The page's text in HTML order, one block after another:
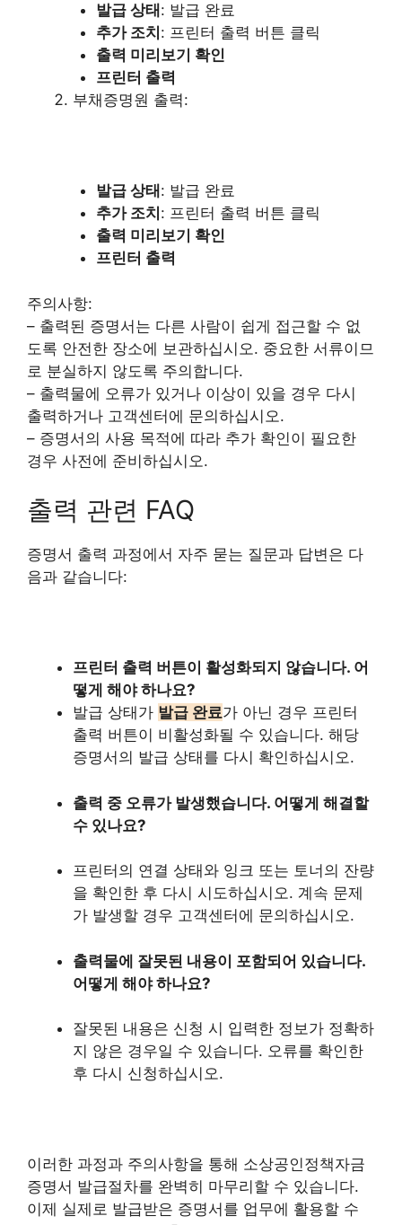
발급 상태 : 발급 완료
추가 조치 : 프린터 출력 버튼 클릭
출력 미리보기 확인
프린터 출력
부채증명원 출력:
발급 상태 : 발급 완료
추가 조치 : 프린터 출력 버튼 클릭
출력 미리보기 확인
프린터 출력
주의사항:
– 출력된 증명서는 다른 사람이 쉽게 접근할 수 없
도록 안전한 장소에 보관하십시오. 중요한 서류이므
로 분실하지 않도록 주의합니다.
– 출력물에 오류가 있거나 이상이 있을 경우 다시
출력하거나 고객센터에 문의하십시오.
– 증명서의 사용 목적에 따라 추가 확인이 필요한
경우 사전에 준비하십시오.
출력 관련 FAQ
증명서 출력 과정에서 자주 묻는 질문과 답변은 다
음과 같습니다:
프린터 출력 버튼이 활성화되지 않습니다. 어
떻게 해야 하나요?
발급 상태가 발급 완료가 아닌 경우 프린터
출력 버튼이 비활성화될 수 있습니다. 해당
증명서의 발급 상태를 다시 확인하십시오.
출력 중 오류가 발생했습니다. 어떻게 해결할
수 있나요?
프린터의 연결 상태와 잉크 또는 토너의 잔량
을 확인한 후 다시 시도하십시오. 계속 문제
가 발생할 경우 고객센터에 문의하십시오.
출력물에 잘못된 내용이 포함되어 있습니다.
어떻게 해야 하나요?
잘못된 내용은 신청 시 입력한 정보가 정확하
지 않은 경우일 수 있습니다. 오류를 확인한
후 다시 신청하십시오.
이러한 과정과 주의사항을 통해 소상공인정책자금
증명서 발급절차를 완벽히 마무리할 수 있습니다.
이제 실제로 발급받은 증명서를 업무에 활용할 수